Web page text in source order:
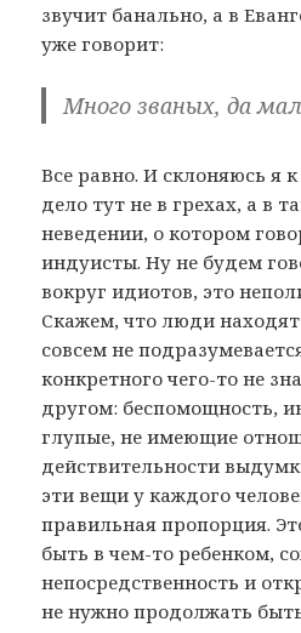
звучит банально, а в
уже говорит:
Много званых, да
Все равно. И склоняюсь я
дело тут не в грехах, а в
неведении, о котором
индуисты. Ну не будем
вокруг идиотов, это
Скажем, что люди
совсем не
конкретного чего-то не
другом: беспомощность,
глупые, не имеющие
действительности
эти вещи у каждого
правильная пропорция.
быть в чем-то ребенком,
непосредственность и
не нужно продолжать